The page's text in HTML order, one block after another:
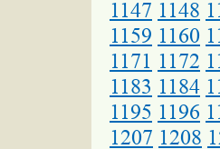
1147 1148
1159 1160
1171 1172
1183 1184
1195 1196
1207 1208